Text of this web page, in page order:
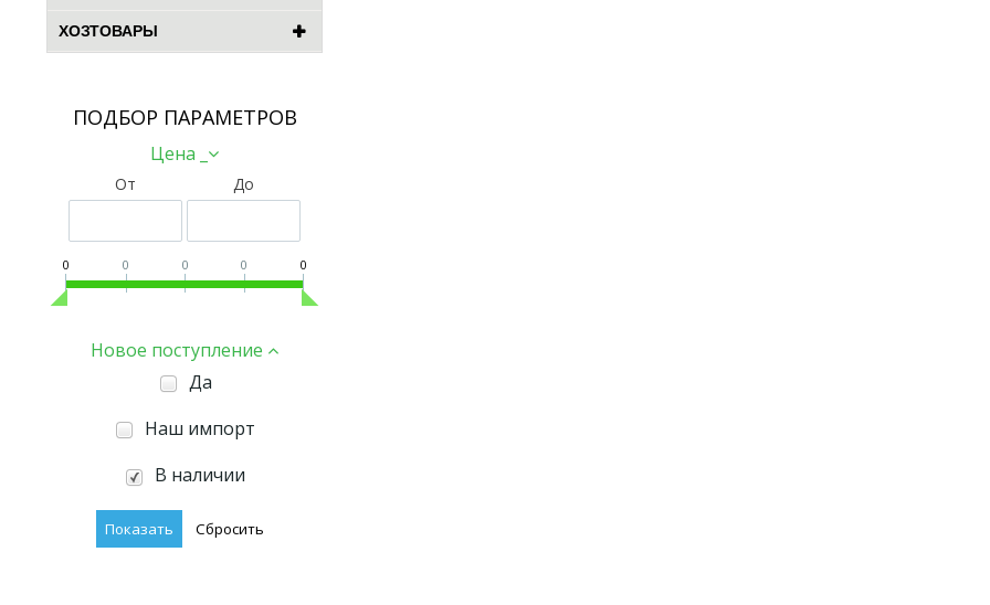
ХОЗТОВАРЫ
ПОДБОР ПАРАМЕТРОВ
Цена _
От До
0 0 0 0 0
Новое поступление
Да
Наш импорт
В наличии